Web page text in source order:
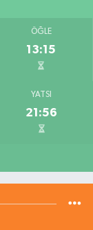
ÖĞLE
13:15
YATSI
21:56